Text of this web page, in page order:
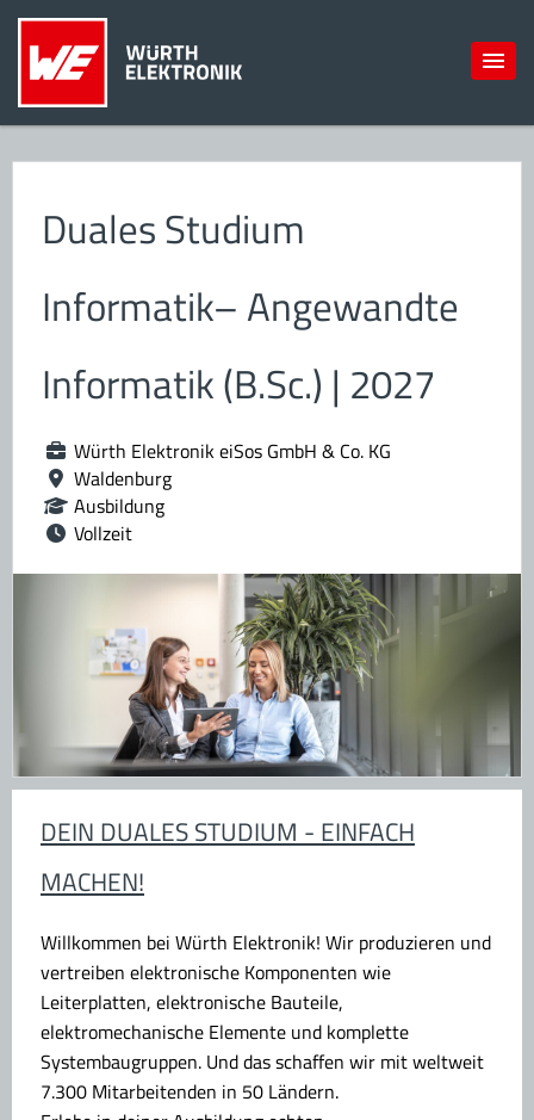
Duales Studium
Informatik– Angewandte
Informatik (B.Sc.) | 2027
Würth Elektronik eiSos GmbH & Co. KG
Waldenburg
Ausbildung
Vollzeit
DEIN DUALES STUDIUM - EINFACH
MACHEN!
Willkommen bei Würth Elektronik! Wir produzieren und
vertreiben elektronische Komponenten wie
Leiterplatten, elektronische Bauteile,
elektromechanische Elemente und komplette
Systembaugruppen. Und das schaffen wir mit weltweit
7.300 Mitarbeitenden in 50 Ländern.